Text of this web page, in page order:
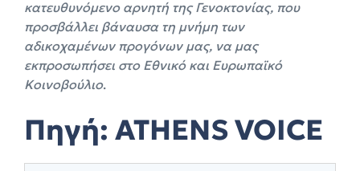
κατευθυνόμενο αρνητή της Γενοκτονίας, που
προσβάλλει βάναυσα τη μνήμη των
αδικοχαμένων προγόνων μας, να μας
εκπροσωπήσει στο Εθνικό και Ευρωπαϊκό
Κοινοβούλιο.
Πηγή: ATHENS VOICE